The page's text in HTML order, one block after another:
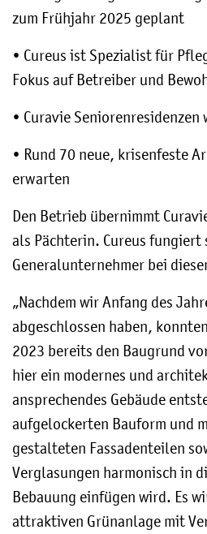
zum Frühjahr 2025 geplant
• Cureus ist Spezialist für
Fokus auf Betreiber und
• Curavie
• Rund 70 neue, krisenfeste
erwarten
Den Betrieb übernimmt
als Pächterin. Cureus fungiert
Generalunternehmer bei
„Nachdem wir Anfang des
abgeschlossen haben,
2023 bereits den Baugrund
hier ein modernes und
ansprechendes Gebäude
aufgelockerten Bauform und
gestalteten Fassadenteilen
Verglasungen harmonisch in
Bebauung einfügen wird. Es
attraktiven Grünanlage mit